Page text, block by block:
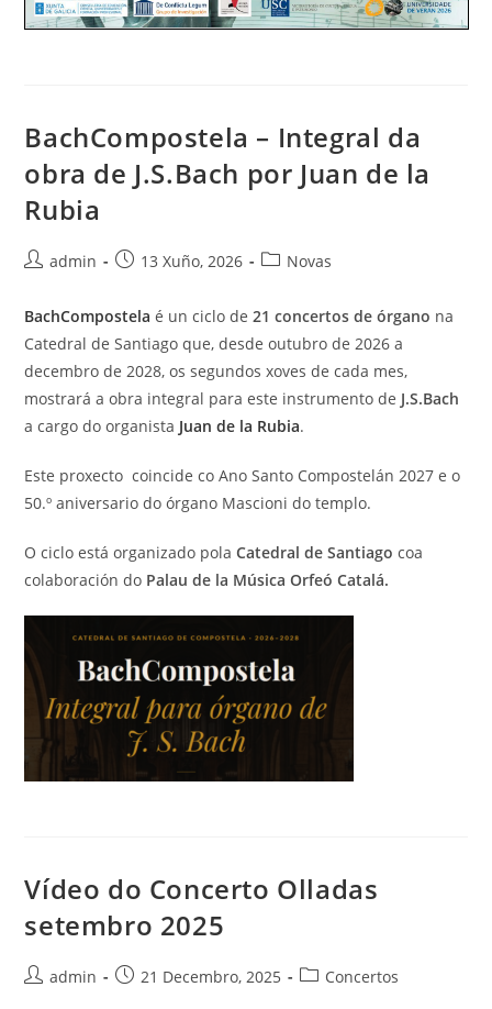
BachCompostela – Integral da
obra de J.S.Bach por Juan de la
Rubia
Autor
entrada:
admin
Publicación
entrada:
13 Xuño, 2026
Categoría
Novas
BachCompostela é un ciclo de21 concertos de órgano na
Catedral de Santiago que, desde outubro de 2026 a
decembro de 2028, os segundos xoves de cada mes,
mostrará a obra integral para este instrumento de J.S.Bach
a cargo do organista Juan de la Rubia.
Este proxecto coincide co Ano Santo Compostelán 2027 e o
50.º aniversario do órgano Mascioni do templo.
O ciclo está organizado polaCatedral de Santiago coa
colaboración do Palau de la Música Orfeó Catalá.
Vídeo do Concerto Olladas
setembro 2025
Autoradmin
Publicación
21 Decembro, 2025
Categoría
Concertos